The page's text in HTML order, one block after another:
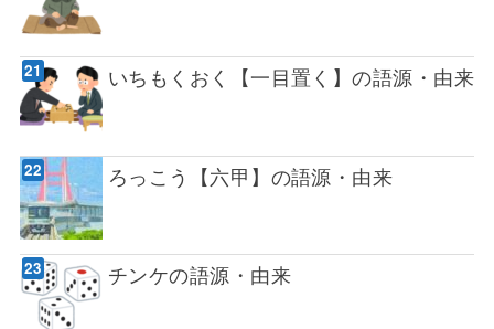
いちもくおく【一目置く】の語源・由来
ろっこう【六甲】の語源・由来
チンケの語源・由来